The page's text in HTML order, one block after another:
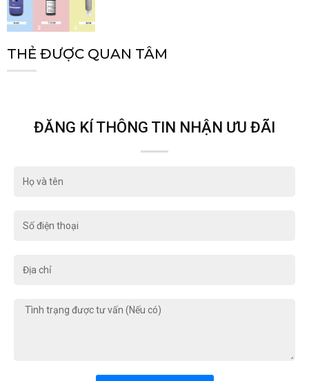
THẺ ĐƯỢC QUAN TÂM
ĐĂNG KÍ THÔNG TIN NHẬN ƯU ĐÃI
và
điện
chỉ
Tình